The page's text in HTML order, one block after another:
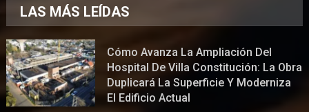
LAS MÁS LEÍDAS
Cómo Avanza La Ampliación Del
Hospital De Villa Constitución: La Obra
Duplicará La Superficie Y Moderniza
El Edificio Actual